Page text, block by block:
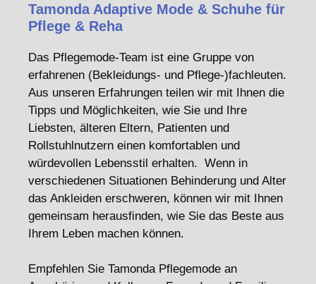
Tamonda Adaptive Mode & Schuhe für
Pflege & Reha
Das Pflegemode-Team ist eine Gruppe von
erfahrenen (Bekleidungs- und Pflege-)fachleuten.
Aus unseren Erfahrungen teilen wir mit Ihnen die
Tipps und Möglichkeiten, wie Sie und Ihre
Liebsten, älteren Eltern, Patienten und
Rollstuhlnutzern einen komfortablen und
würdevollen Lebensstil erhalten. Wenn in
verschiedenen Situationen Behinderung und Alter
das Ankleiden erschweren, können wir mit Ihnen
gemeinsam herausfinden, wie Sie das Beste aus
Ihrem Leben machen können.
Empfehlen Sie Tamonda Pflegemode an